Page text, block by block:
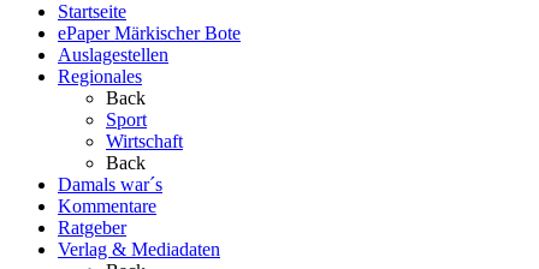
Startseite
ePaper Märkischer Bote
Auslagestellen
Regionales
Back
Sport
Wirtschaft
Back
Damals war´s
Kommentare
Ratgeber
Verlag & Mediadaten